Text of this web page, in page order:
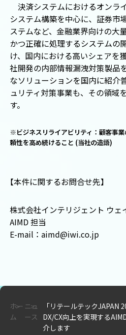
決済システムにおけるオンラ
システム構築を中心に、証券市
ステムなど、金融業界向けの大
かつ正確に処理するシステムの
け、国内における高いシェアを
社開発の内部情報漏洩対策製品
なソリューションを国内に紹介
ュリティ対策事業も、その領域
す。
※ビジネスリライアビリティ：顧客事
頼性を高め続けること (当社の造語)
【本件に関するお問合せ先】
株式会社インテリジェント ウェ
AIMD 担当
E-mail：aimd@iwi.co.jp
ホー
ム
ニュ
ース
「リテールテックJAPAN
DX/CX向上を実現する
介します